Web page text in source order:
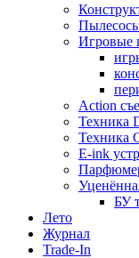
Игровые
Action
Техника
Техника
E-ink
БУ
Лето
Журнал
Trade-In